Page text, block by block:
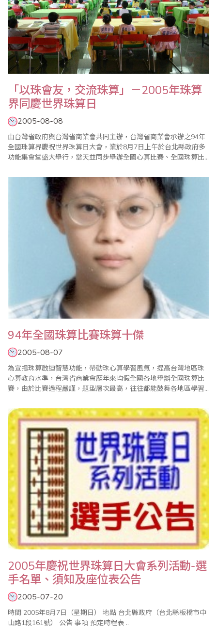
「以珠會友，交流珠算」－2005年珠算
界同慶世界珠算日
2005-08-08
由台灣省政府與台灣省商業會共同主辦，台灣省商業會承辦之94年
全國珠算界慶祝世界珠算日大會，業於8月7日上午於台北縣政府多
功能集會堂盛大舉行，當天並同步舉辦全國心算比賽、全國珠算比
科長、陳修銘專員、前教育部政務次長李建興先生、日本國際珠算
普及基金使節團大矢甫團長、岡部秀夫副團長、大谷茂義、酒井
健、酒井君 江、宮脇圭子、大矢八重子..
94年全國珠算比賽珠算十傑
2005-08-07
為宣揚珠算啟迪智慧功能，帶動珠心算學習風氣，提高台灣地區珠
心算教育水準，台灣省商業會歷年來均假全國各地舉辦全國珠算比
賽，由於比賽過程嚴謹，題型層次最高，往往都能鼓舞各地區學習
賽已於8月7日在台北縣政府圓滿舉行，比賽共有220名選手參賽，
除頒發各分組團體賽、個人綜合賽獎項以外，並特別將全部參賽選
手成績合併評比，依序錄取林佳瑤、陳芳紜、趙方吟..
2005年慶祝世界珠算日大會系列活動-選
手名單、須知及座位表公告
2005-07-20
時間 2005年8月7日（星期日） 地點 台北縣政府（台北縣板橋市中
山路1段161號） 公告 事項 預定時程表 ..